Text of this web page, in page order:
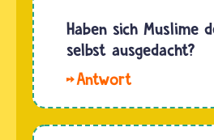
dem Islam
beschäftigen.
Beten
Gutes zu
tun. Dazu
es auch,
hilfsbedürftigen
Menschen
Haben sich Muslime
selbst ausgedacht?
Musliminnen